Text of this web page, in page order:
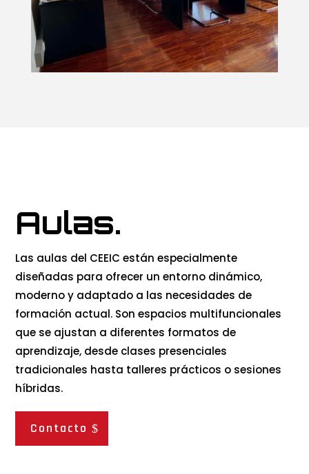
Aulas.
Las aulas del CEEIC están especialmente
diseñadas para ofrecer un entorno dinámico,
moderno y adaptado a las necesidades de
formación actual. Son espacios multifuncionales
que se ajustan a diferentes formatos de
aprendizaje, desde clases presenciales
tradicionales hasta talleres prácticos o sesiones
híbridas.
Contacto